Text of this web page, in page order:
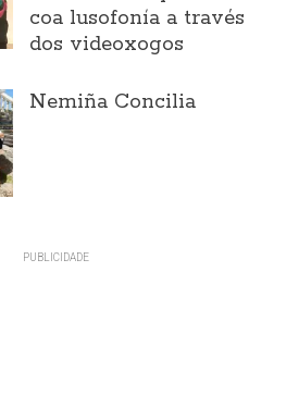
coa lusofonía a través
dos videoxogos
Nemiña Concilia